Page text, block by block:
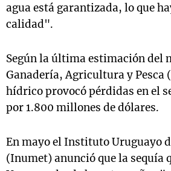
agua está garantizada, lo que
calidad".
Según la última estimación del
Ganadería, Agricultura y Pesca
hídrico provocó pérdidas en el
por 1.800 millones de dólares.
En mayo el Instituto Uruguayo
(Inumet) anunció que la sequía